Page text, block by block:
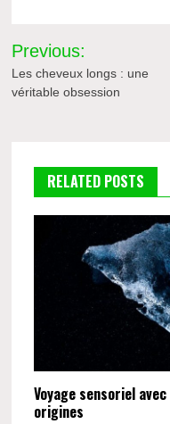
Navigation
de
Previous:
Les cheveux longs : une
véritable obsession
RELATED POSTS
Voyage sensoriel
origines